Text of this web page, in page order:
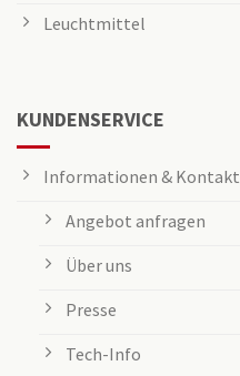
Leuchtmittel
KUNDENSERVICE
Informationen & Kontakt
Angebot anfragen
Über uns
Presse
Tech-Info